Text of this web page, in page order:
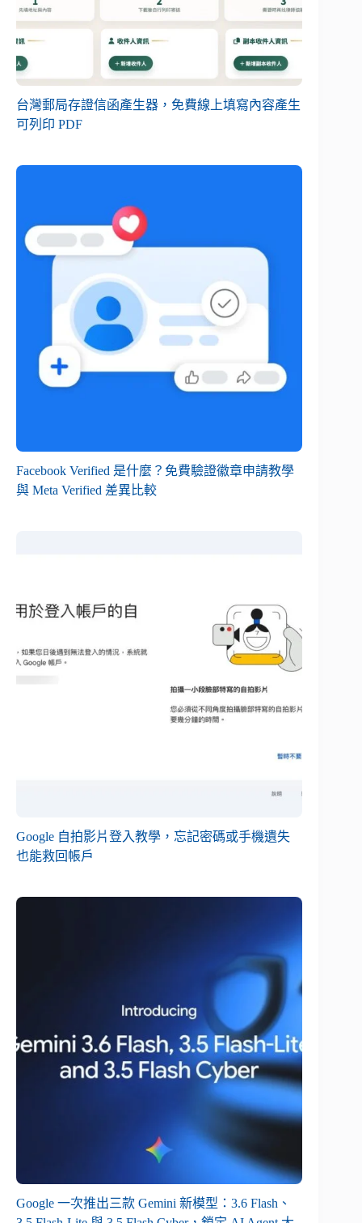
台灣郵局存證信函產生器，免費線上填寫內容產生
可列印 PDF
Facebook Verified 是什麼？免費驗證徽章申請教學
與 Meta Verified 差異比較
Google 自拍影片登入教學，忘記密碼或手機遺失
也能救回帳戶
Google 一次推出三款 Gemini 新模型：3.6 Flash、